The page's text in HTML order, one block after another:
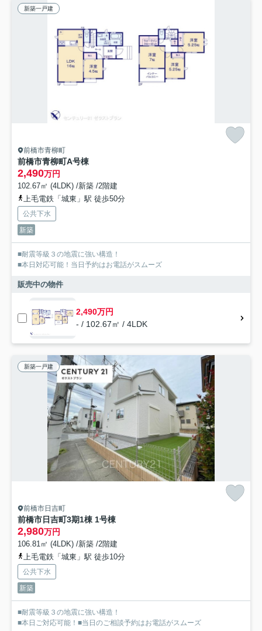
新築一戸建
前橋市青柳町
前橋市青柳町A号棟
2,490万円
102.67㎡ (4LDK) /新築 /2階建
上毛電鉄「城東」駅 徒歩50分
公共下水
新築
■耐震等級３の地震に強い構造！
■本日対応可能！当日予約はお電話がスムーズ
販売中の物件
2,490万円
- / 102.67㎡ / 4LDK
新築一戸建
前橋市日吉町
前橋市日吉町3期1棟 1号棟
2,980万円
106.81㎡ (4LDK) /新築 /2階建
上毛電鉄「城東」駅 徒歩10分
公共下水
新築
■耐震等級３の地震に強い構造！
■本日ご対応可能！■当日のご相談予約はお電話がスムーズ